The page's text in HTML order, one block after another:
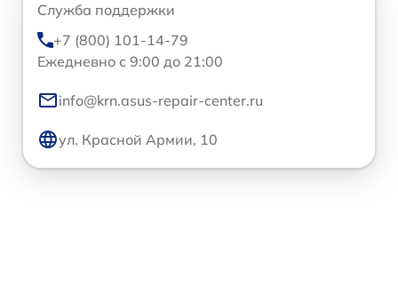
Служба поддержки
+7 (800) 101-14-79
Ежедневно с 9:00 до 21:00
info@krn.asus-repair-center.ru
ул. Красной Армии, 10